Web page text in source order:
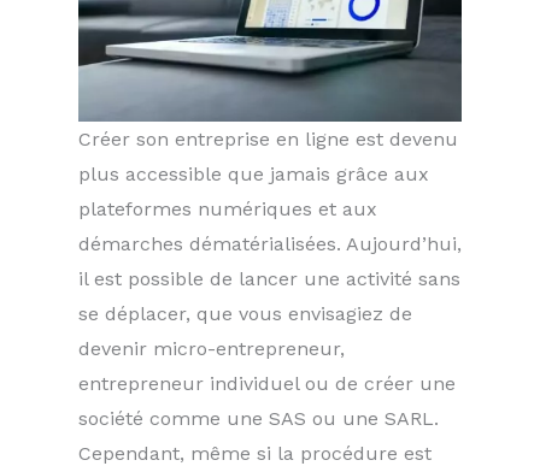
Créer son entreprise en ligne est devenu
plus accessible que jamais grâce aux
plateformes numériques et aux
démarches dématérialisées. Aujourd’hui,
il est possible de lancer une activité sans
se déplacer, que vous envisagiez de
devenir micro-entrepreneur,
entrepreneur individuel ou de créer une
société comme une SAS ou une SARL.
Cependant, même si la procédure est